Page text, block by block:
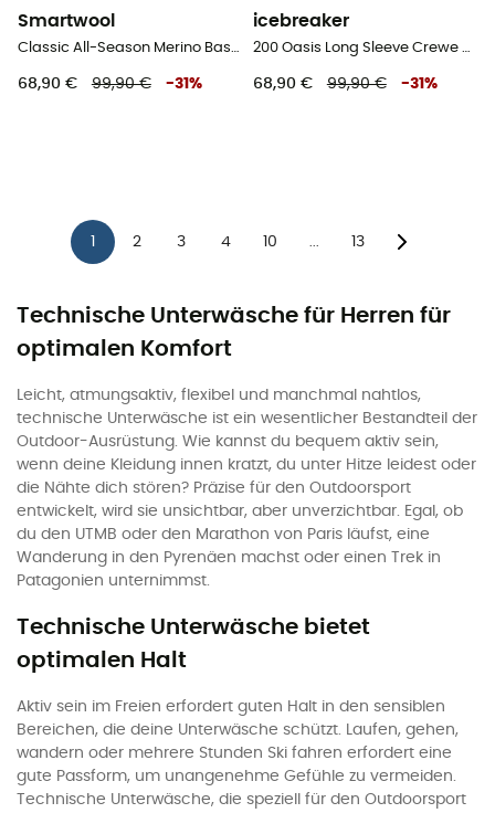
Smartwool
Classic All-Season Merino Base Layer 1/4 Zip Boxed - Merinowolltrikot - Herren
68,90 € 99,90 € -31 %
icebreaker
200 Oasis Long Sleeve Crewe - Merinounterwäsche - Herren
68,90 € 99,90 € -31 %
2 3 4 10 13
Technische Unterwäsche für Herren für
optimalen Komfort
Leicht, atmungsaktiv, flexibel und manchmal nahtlos,
technische Unterwäsche ist ein wesentlicher Bestandteil der
Outdoor-Ausrüstung. Wie kannst du bequem aktiv sein,
wenn deine Kleidung innen kratzt, du unter Hitze leidest oder
die Nähte dich stören? Präzise für den Outdoorsport
entwickelt, wird sie unsichtbar, aber unverzichtbar. Egal, ob
du den UTMB oder den Marathon von Paris läufst, eine
Wanderung in den Pyrenäen machst oder einen Trek in
Patagonien unternimmst.
Technische Unterwäsche bietet
optimalen Halt
Aktiv sein im Freien erfordert guten Halt in den sensiblen
Bereichen, die deine Unterwäsche schützt. Laufen, gehen,
wandern oder mehrere Stunden Ski fahren erfordert eine
gute Passform, um unangenehme Gefühle zu vermeiden.
Technische Unterwäsche, die speziell für den Outdoorsport